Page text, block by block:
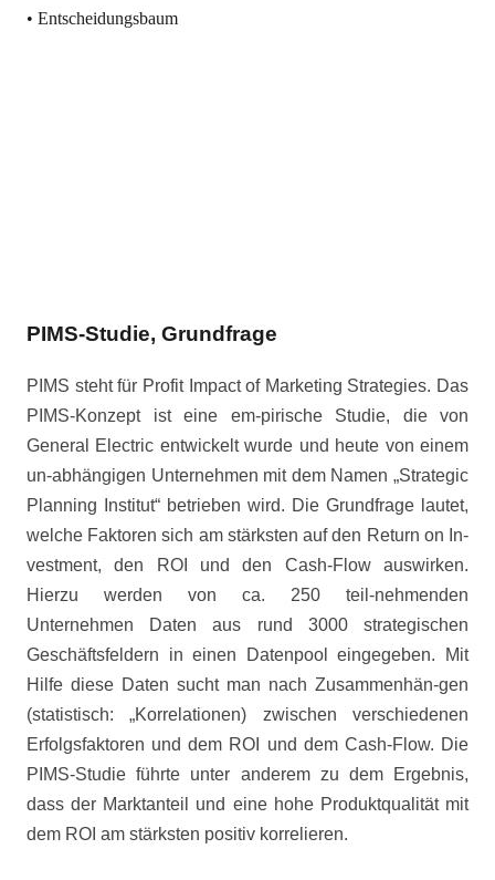
• Entscheidungsbaum
PIMS-Studie, Grundfrage
PIMS steht für Profit Impact of Marketing Strategies. Das
PIMS-Konzept ist eine em-pirische Studie, die von
General Electric entwickelt wurde und heute von einem
un-abhängigen Unternehmen mit dem Namen „Strategic
Planning Institut“ betrieben wird. Die Grundfrage lautet,
welche Faktoren sich am stärksten auf den Return on In-
vestment, den ROI und den Cash-Flow auswirken.
Hierzu werden von ca. 250 teil-nehmenden
Unternehmen Daten aus rund 3000 strategischen
Geschäftsfeldern in einen Datenpool eingegeben. Mit
Hilfe diese Daten sucht man nach Zusammenhän-gen
(statistisch: „Korrelationen) zwischen verschiedenen
Erfolgsfaktoren und dem ROI und dem Cash-Flow. Die
PIMS-Studie führte unter anderem zu dem Ergebnis,
dass der Marktanteil und eine hohe Produktqualität mit
dem ROI am stärksten positiv korrelieren.